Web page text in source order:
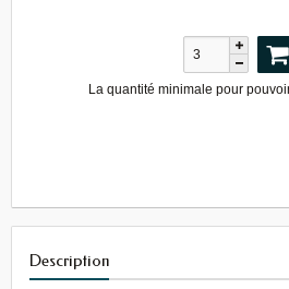
La quantité minimale pour
Description